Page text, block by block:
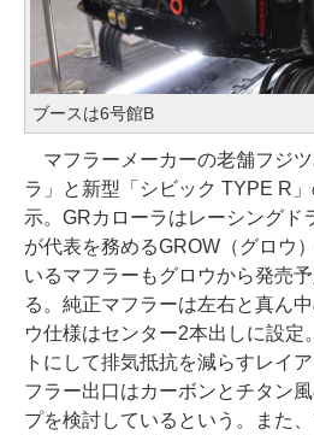
ブースは6号館B
マフラーメーカーの老舗フジ
ラ」と新型「シビック TYPE R
示。GRカローラはレーシングド
が代表を務めるGROW（グロウ
いるマフラーもグロウから発売
る。純正マフラーは左右と真ん
ウ仕様はセンター2本出しに設定
トにして排気抵抗を減らすレイ
フラー出口はカーボンとチタン
プを検討しているという。また